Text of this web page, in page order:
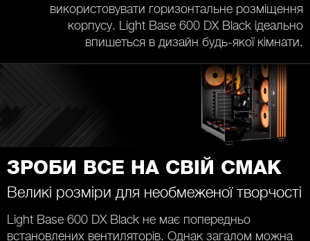
використовувати горизонтальне розміщення
корпусу. Light Base 600 DX Black ідеально
впишеться в дизайн будь-якої кімнати.
ЗРОБИ ВСЕ НА СВІЙ СМАК
Великі розміри для необмеженої творчості
Light Base 600 DX Black не має попередньо
встановлених вентиляторів. Однак загалом можна